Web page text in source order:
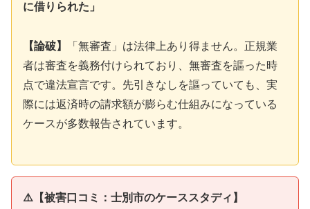
に借りられた」
【論破】
「無審査」は法律上あり得ません。正規業
者は審査を義務付けられており、無審査を謳った時
点で違法宣言です。先引きなしを謳っていても、実
際には返済時の請求額が膨らむ仕組みになっている
ケースが多数報告されています。
⚠️【被害口コミ：士別市のケーススタディ】